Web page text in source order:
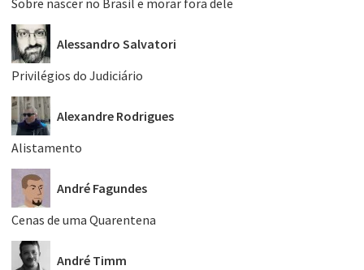
Sobre nascer no Brasil e morar fora dele
Alessandro Salvatori
Privilégios do Judiciário
Alexandre Rodrigues
Alistamento
André Fagundes
Cenas de uma Quarentena
André Timm